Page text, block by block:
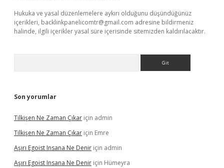
Hukuka ve yasal düzenlemelere aykırı olduğunu düşündüğünüz
içerikleri, backlinkpanelicomtr@gmail.com adresine bildirmeniz
halinde, ilgili içerikler yasal süre içerisinde sitemizden kaldırılacaktır.
Son yorumlar
Tilkişen Ne Zaman Çıkar için admin
Tilkişen Ne Zaman Çıkar için Emre
Aşırı Egoist Insana Ne Denir için admin
Aşırı Egoist Insana Ne Denir için Hümeyra